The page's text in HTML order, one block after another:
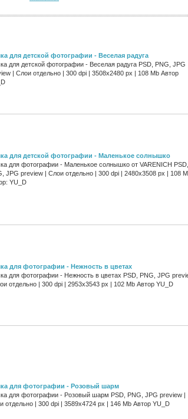
для детской фотографии - Веселая радуга
для детской фотографии - Веселая радуга PSD, PNG, JPG
| Слои отдельно | 300 dpi | 3508x2480 px | 108 Mb Автор
для детской фотографии - Маленькое солнышко
для фотографии - Маленькое солнышко от VARENICH PSD,
JPG preview | Слои отдельно | 300 dpi | 2480x3508 px | 108
YU_D
для фотографии - Нежность в цветах
для фотографии - Нежность в цветах PSD, PNG, JPG
отдельно | 300 dpi | 2953x3543 px | 102 Mb Автор YU_D
для фотографии - Розовый шарм
для фотографии - Розовый шарм PSD, PNG, JPG preview |
отдельно | 300 dpi | 3589x4724 px | 146 Mb Автор YU_D